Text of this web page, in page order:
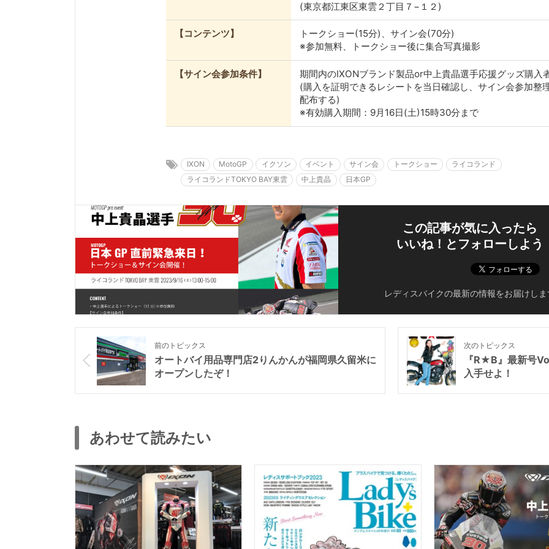
(東京都江東区東雲２丁目７−１２)
【コンテンツ】
トークショー(15分)、サイン会(70分)
※参加無料、トークショー後に集合写真撮影
【サイン会参加条件】
期間内のIXONブランド製品or中上貴晶選手応援グッズ購入
(購入を証明できるレシートを当日確認し、サイン会参加整
配布する)
※有効購入期間：9月16日(土)15時30分まで
IXON MotoGP イクソン イベント サイン会 トークショー
ライコランド
ライコランドTOKYO BAY東雲
中上貴晶 日本GP
この記事が気に入ったら
いいね！とフォローしよう
レディスバイクの最新の情報をお届けしま
前のトピックス
オートバイ用品専門店2りんかんが福岡県久留米に
オープンしたぞ！
次のトピックス
『R★B』最新号
入手せよ！
あわせて読みたい